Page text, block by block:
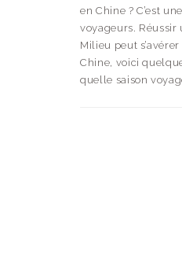
en Chine ? C’est
voyageurs. Réussir
Milieu peut
Chine, voici
quelle saison